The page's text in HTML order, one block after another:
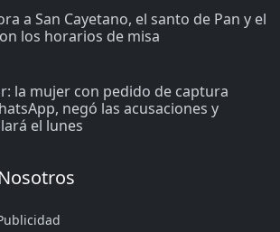
a San Cayetano, el santo de Pan y el
los horarios de misa
la mujer con pedido de captura
negó las acusaciones y
el lunes